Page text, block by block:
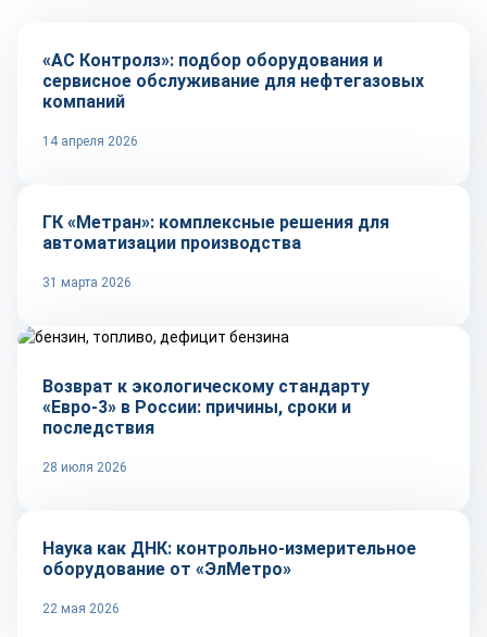
«АС Контролз»: подбор оборудования и
сервисное обслуживание для нефтегазовых
компаний
14 апреля 2026
Репортаж
ГК «Метран»: комплексные решения для
автоматизации производства
31 марта 2026
Возврат к экологическому стандарту
«Евро-3» в России: причины, сроки и
последствия
28 июля 2026
Репортаж
Наука как ДНК: контрольно-измерительное
оборудование от «ЭлМетро»
22 мая 2026